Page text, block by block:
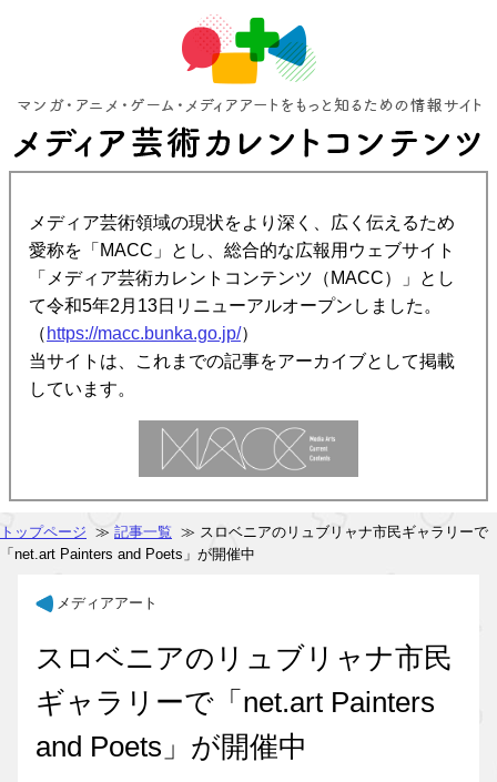
メディア芸術領域の現状をより深く、広く伝えるため
愛称を「MACC」とし、総合的な広報用ウェブサイト
「メディア芸術カレントコンテンツ（MACC）」とし
て令和5年2月13日リニューアルオープンしました。
（ https://macc.bunka.go.jp/）
当サイトは、これまでの記事をアーカイブとして掲載
しています。
トップページ ≫ 記事一覧 ≫ スロベニアのリュブリャナ市民ギャラリーで
「net.art Painters and Poets」が開催中
メディアアート
スロベニアのリュブリャナ市民
ギャラリーで「net.art Painters
and Poets」が開催中